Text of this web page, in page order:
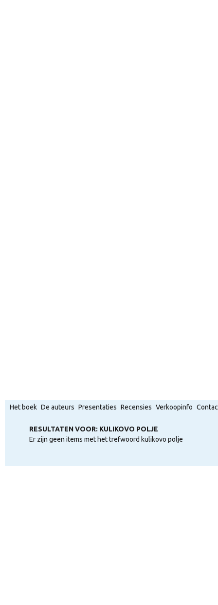
Het boek De auteurs Presentaties Recensies Verkoopinfo
RESULTATEN VOOR: KULIKOVO POLJE
Er zijn geen items met het trefwoord kulikovo polje